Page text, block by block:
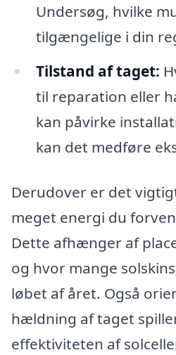
Undersøg, hvilke
tilgængelige i din
Tilstand af taget:
til reparation eller
kan påvirke
kan det medføre
Derudover er det
meget energi du
Dette afhænger af
og hvor mange
løbet af året. Også
hældning af taget
effektiviteten af